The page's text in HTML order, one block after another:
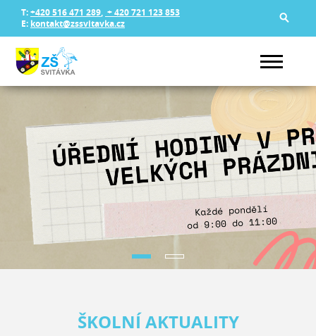
T:+420 516 471 289, + 420 721 123 853
E: kontakt@zssvitavka.cz
Vítejte na stránkách Základní
školy Svitávka
KONTAKTUJTE NÁS
ŠKOLNÍ AKTUALITY